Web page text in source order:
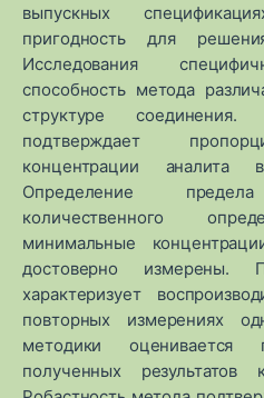
выпускных
пригодность для
Исследования
способность метода
структуре соединения.
подтверждает
концентрации аналита
Определение
количественного
минимальные
достоверно измерены.
характеризует
повторных измерениях
методики
полученных